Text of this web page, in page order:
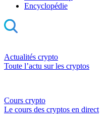
Encyclopédie
Actualités crypto
Toute l’actu sur les cryptos
Cours crypto
Le cours des cryptos en direct